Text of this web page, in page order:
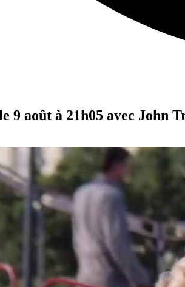
9 août à 21h05 avec John